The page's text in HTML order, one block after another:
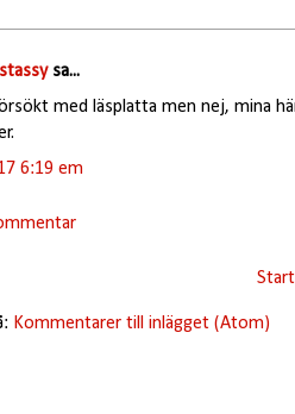
sa...
med läsplatta men nej, mina
6:19 em
Kommentarer till inlägget (Atom)